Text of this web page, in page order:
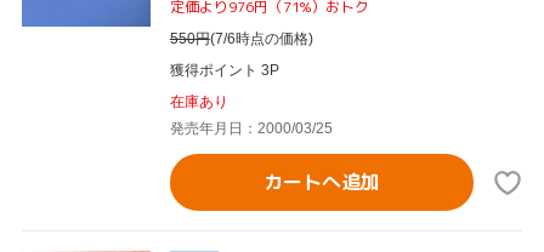
定価より976円（71%）おトク
550円(7/6時点の価格)
獲得ポイント 3P
在庫あり
発売年月日：2000/03/25
カートへ追加